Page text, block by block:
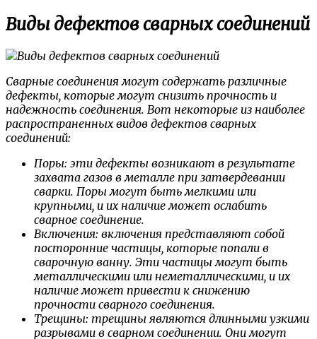
Виды дефектов сварных соединений
Сварные соединения могут содержать различные
дефекты, которые могут снизить прочность и
надежность соединения. Вот некоторые из наиболее
распространенных видов дефектов сварных
соединений:
Поры: эти дефекты возникают в результате
захвата газов в металле при затвердевании
сварки. Поры могут быть мелкими или
крупными, и их наличие может ослабить
сварное соединение.
Включения: включения представляют собой
посторонние частицы, которые попали в
сварочную ванну. Эти частицы могут быть
металлическими или неметаллическими, и их
наличие может привести к снижению
прочности сварного соединения.
Трещины: трещины являются длинными узкими
разрывами в сварном соединении. Они могут